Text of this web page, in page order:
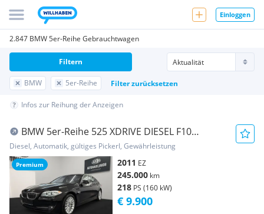
Einloggen
2.847 BMW 5er-Reihe Gebrauchtwagen
BMW 5er-Reihe Filter zurücksetzen
Filtern
Infos zur Reihung der Anzeigen
Premium
BMW 5er-Reihe 525 XDRIVE DIESEL F10
****AUTOMATIK-TEMPOMAT-KA...
Diesel, Automatik, gültiges Pickerl, Gewährleistung
2011 EZ
245.000 km
218 PS (160 kW)
€ 9.900